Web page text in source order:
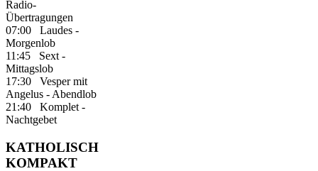
Radio-
Übertragungen
07:00 Laudes -
Morgenlob
11:45 Sext -
Mittagslob
17:30 Vesper mit
Angelus - Abendlob
21:40 Komplet -
Nachtgebet
KATHOLISCH
KOMPAKT